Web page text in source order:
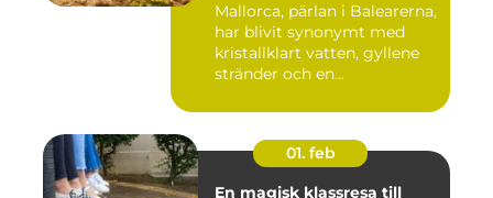
Mallorca, pärlan i Balearerna,
har blivit synonymt med
kristallklart vatten, gyllene
stränder och en...
01. feb
En magisk klassresa till